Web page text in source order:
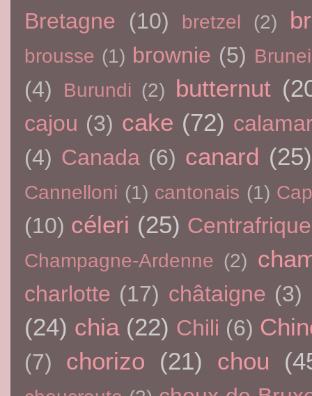
Bretagne
(10) bretzel (2)
brousse (1) brownie (5) Brunei
(4) Burundi (2) butternut
cajou (3) cake (72)
(4) Canada (6) canard (25)
Cannelloni (1) cantonais (1)
(10) céleri (25) Centrafrique
Champagne-Ardenne (2)
charlotte (17) châtaigne (3)
(24) chia (22) Chili (6)
(7) chorizo (21) chou